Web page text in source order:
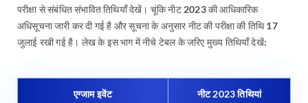
परीक्षा से संबंधित संभावित तिथियाँ देखें। चूंकि नीट 2023 की आधिकारिक
अधिसूचना जारी कर दी गई है और सूचना के अनुसार नीट की परीक्षा की तिथि 17
जुलाई रखी गई है। लेख के इस भाग में नीचे टेबल के जरिए मुख्य तिथियाँ देखें:
एग्जाम इवेंट नीट 2023 तिथियां